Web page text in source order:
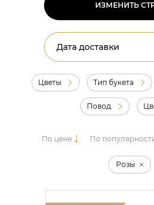
ИЗМЕНИТЬ
Дата доставки
Цветы Тип букета
Повод
По цене По
Розы